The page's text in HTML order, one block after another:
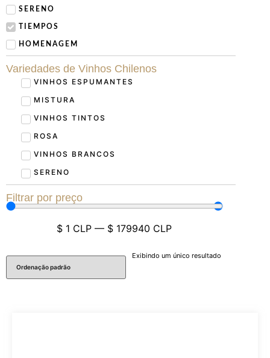
SERENO
TIEMPOS
HOMENAGEM
Variedades de Vinhos Chilenos
VINHOS ESPUMANTES
MISTURA
VINHOS TINTOS
ROSA
VINHOS BRANCOS
SERENO
Filtrar por preço
$ 1 CLP — $ 179940 CLP
Exibindo um único resultado